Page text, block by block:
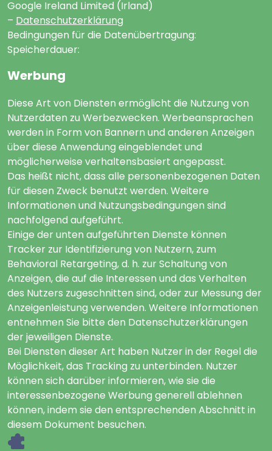
Google Ireland Limited (Irland)
– Datenschutzerklärung
Bedingungen für die Datenübertragung:
Speicherdauer:
Werbung
Diese Art von Diensten ermöglicht die Nutzung von
Nutzerdaten zu Werbezwecken. Werbeansprachen
werden in Form von Bannern und anderen Anzeigen
über diese Anwendung eingeblendet und
möglicherweise verhaltensbasiert angepasst.
Das heißt nicht, dass alle personenbezogenen Daten
für diesen Zweck benutzt werden. Weitere
Informationen und Nutzungsbedingungen sind
nachfolgend aufgeführt.
Einige der unten aufgeführten Dienste können
Tracker zur Identifizierung von Nutzern, zum
Behavioral Retargeting, d. h. zur Schaltung von
Anzeigen, die auf die Interessen und das Verhalten
des Nutzers zugeschnitten sind, oder zur Messung der
Anzeigenleistung verwenden. Weitere Informationen
entnehmen Sie bitte den Datenschutzerklärungen
der jeweiligen Dienste.
Bei Diensten dieser Art haben Nutzer in der Regel die
Möglichkeit, das Tracking zu unterbinden. Nutzer
können sich darüber informieren, wie sie die
interessenbezogene Werbung generell ablehnen
können, indem sie den entsprechenden Abschnitt in
diesem Dokument besuchen.